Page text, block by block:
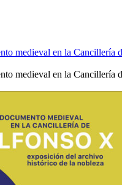
medieval en la Cancillería
medieval en la Cancillería